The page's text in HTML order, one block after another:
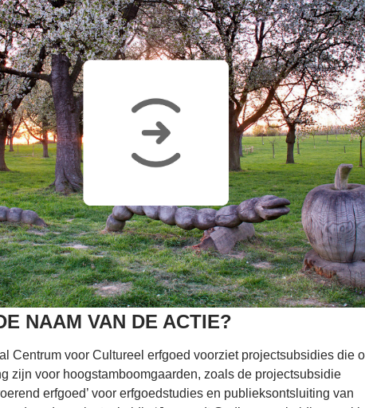
NAAM VAN DE ACTIE?
Centrum voor Cultureel erfgoed voorziet projectsubsidies die
zijn voor hoogstamboomgaarden, zoals de projectsubsidie
erfgoed’ voor erfgoedstudies en publieksontsluiting van